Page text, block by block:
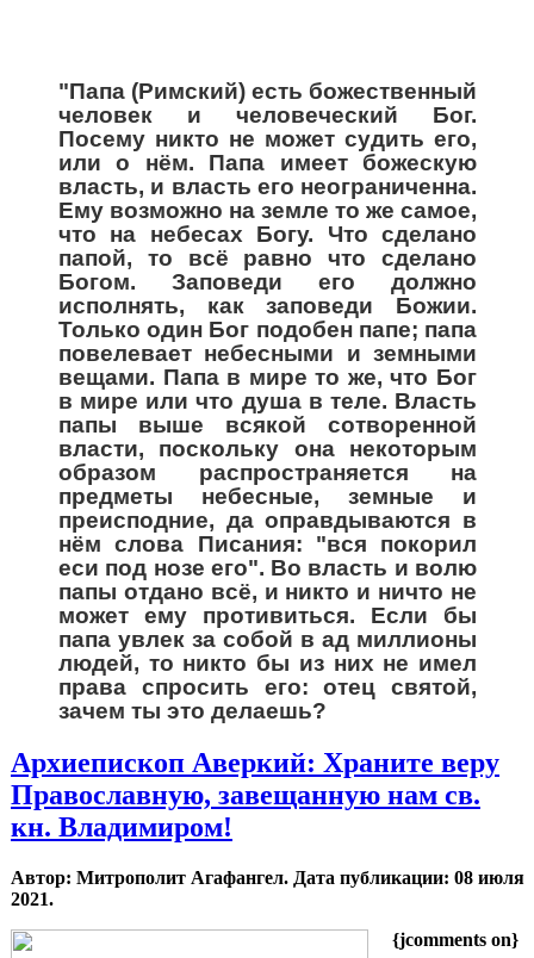
"Папа (Римский) есть божественный
человек и человеческий Бог.
Посему никто не может судить его,
или о нём. Папа имеет божескую
власть, и власть его неограниченна.
Ему возможно на земле то же самое,
что на небесах Богу. Что сделано
папой, то всё равно что сделано
Богом. Заповеди его должно
исполнять, как заповеди Божии.
Только один Бог подобен папе; папа
повелевает небесными и земными
вещами. Папа в мире то же, что Бог
в мире или что душа в теле. Власть
папы выше всякой сотворенной
власти, поскольку она некоторым
образом распространяется на
предметы небесные, земные и
преисподние, да оправдываются в
нём слова Писания: "вся покорил
еси под нозе его". Во власть и волю
папы отдано всё, и никто и ничто не
может ему противиться. Если бы
папа увлек за собой в ад миллионы
людей, то никто бы из них не имел
права спросить его: отец святой,
зачем ты это делаешь?
Архиепископ Аверкий: Храните веру
Православную, завещанную нам св.
кн. Владимиром!
Автор: Митрополит Агафангел. Дата публикации: 08 июля
2021.
{jcomments on}